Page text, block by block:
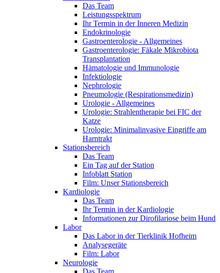
Das Team
Leistungsspektrum
Ihr Termin in der Inneren Medizin
Endokrinologie
Gastroenterologie - Allgemeines
Gastroenterologie: Fäkale Mikrobiota
Transplantation
Hämatologie und Immunologie
Infektiologie
Nephrologie
Pneumologie (Respirationsmedizin)
Urologie - Allgemeines
Urologie: Strahlentherapie bei FIC der
Katze
Urologie: Minimalinvasive Eingriffe am
Harntrakt
Stationsbereich
Das Team
Ein Tag auf der Station
Infoblatt Station
Film: Unser Stationsbereich
Kardiologie
Das Team
Ihr Termin in der Kardiologie
Informationen zur Dirofilariose beim Hund
Labor
Das Labor in der Tierklinik Hofheim
Analysegeräte
Film: Labor
Neurologie
Das Team